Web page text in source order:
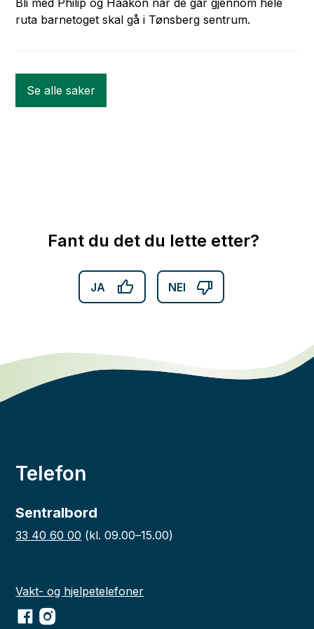
Bli med Philip og Haakon når de går gjennom hele
ruta barnetoget skal gå i Tønsberg sentrum.
Se alle saker
Fant du det du lette etter?
JA NEI
Telefon
Sentralbord
33 40 60 00 (kl. 09.00–15.00)
Vakt- og hjelpetelefoner
Facebook
Instagram